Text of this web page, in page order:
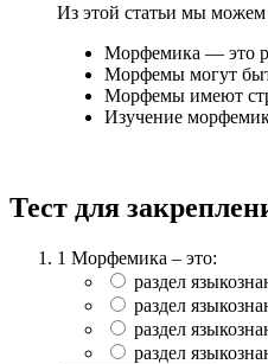
Из этой статьи мы
Морфемика — это
Морфемы могут
Морфемы имеют
Изучение
Тест для
1 Морфемика – это:
раздел
раздел
раздел
раздел